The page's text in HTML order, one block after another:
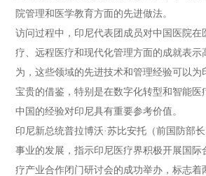
院管理和医学教育方面的先进做法。
访问过程中，印尼代表团成员对中国医院在
疗、远程医疗和现代化管理方面的成就表示
为，这些领域的先进技术和管理经验可以为
宝贵的借鉴，特别是在数字化转型和智能医
中国的经验对印尼具有重要参考价值。
印尼新总统普拉博沃·苏比安托（前国防部
事业的发展，指示印尼医疗界积极开展国际
疗产业合作闭门研讨会的成功举办，标志着